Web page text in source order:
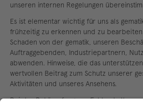
unseren internen Regelungen
Es ist elementar wichtig für uns als
frühzeitig zu erkennen und zu
Schaden von der gematik, unseren
Auftraggebenden, Industriepartnern,
abwenden. Hinweise, die das
wertvollen Beitrag zum Schutz unserer
Aktivitäten und unseres Ansehens.
Bei der Bekämpfung von Fehlverhalten